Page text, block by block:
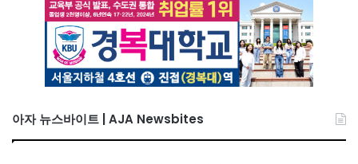
아자 뉴스바이트 | AJA Newsbites